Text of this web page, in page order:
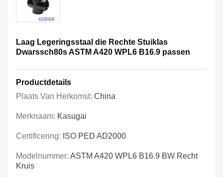
Laag Legeringsstaal die Rechte Stuiklas
Dwarssch80s ASTM A420 WPL6 B16.9 passen
Productdetails
Plaats Van Herkomst: China
Merknaam: Kasugai
Certificering: ISO PED AD2000
Modelnummer: ASTM A420 WPL6 B16.9 BW Recht
Kruis